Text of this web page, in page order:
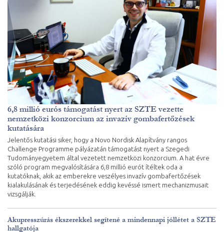
6,8 millió eurós támogatást nyert az SZTE vezette
nemzetközi konzorcium az invazív gombafertőzések
kutatására
Jelentős kutatási siker, hogy a Novo Nordisk Alapítvány rangos
Challenge Programme pályázatán támogatást nyert a Szegedi
Tudományegyetem által vezetett nemzetközi konzorcium. A hat évre
szóló program megvalósítására 6,8 millió eurót ítéltek oda a
kutatóknak, akik az emberekre veszélyes invazív gombafertőzések
kialakulásának és terjedésének eddig kevéssé ismert mechanizmusait
vizsgálják.
Akupresszúrás ékszerekkel segítené a mindennapi jóllétet a SZTE
hallgatója